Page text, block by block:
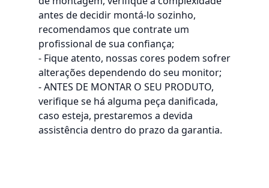
antes de decidir montá-lo sozinho,
recomendamos que contrate um
profissional de sua confiança;
- Fique atento, nossas cores podem sofrer
alterações dependendo do seu monitor;
- ANTES DE MONTAR O SEU PRODUTO,
verifique se há alguma peça danificada,
caso esteja, prestaremos a devida
assistência dentro do prazo da garantia.